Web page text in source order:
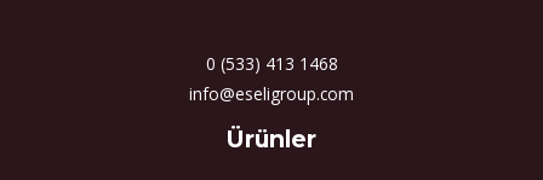
0 (533) 413 1468
info@eseligroup.com
Ürünler